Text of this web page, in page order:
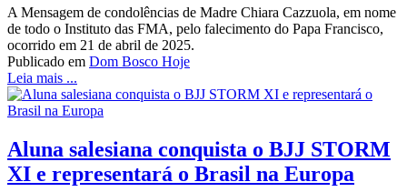
A Mensagem de condolências de Madre Chiara Cazzuola, em nome
de todo o Instituto das FMA, pelo falecimento do Papa Francisco,
ocorrido em 21 de abril de 2025.
Publicado em Dom Bosco Hoje
Leia mais ...
Aluna salesiana conquista o BJJ STORM
XI e representará o Brasil na Europa